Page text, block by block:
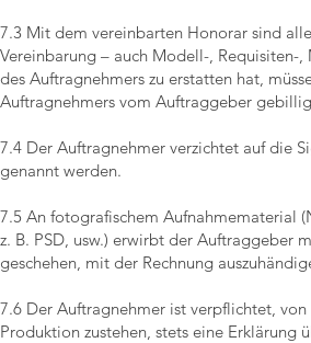
7.3 Mit dem vereinbarten Honorar sind
Vereinbarung – auch Modell-, Requisiten-
des Auftragnehmers zu erstatten hat,
Auftragnehmers vom Auftraggeber
7.4 Der Auftragnehmer verzichtet auf die
genannt werden.
7.5 An fotografischem Aufnahmematerial
z. B. PSD, usw.) erwirbt der Auftraggeber
geschehen, mit der Rechnung
7.6 Der Auftragnehmer ist verpflichtet,
Produktion zustehen, stets eine Erklärung